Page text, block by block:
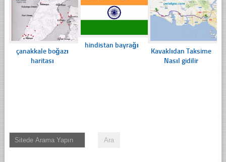
çanakkale boğazı
haritası
hindistan bayrağı
Kavaklıdan Taksime
Nasıl gidilir